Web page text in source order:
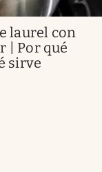
laurel con
| Por qué
sirve